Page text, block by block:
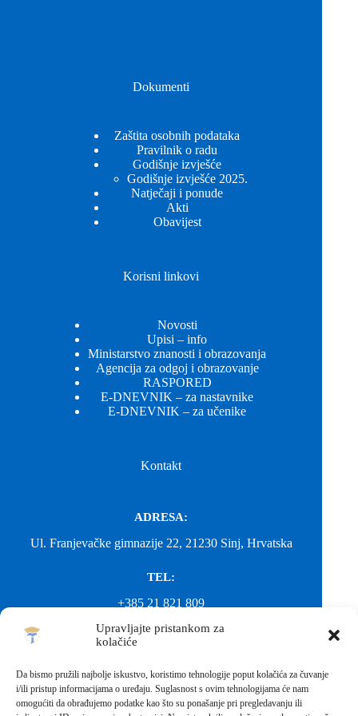
Upravljajte pristankom za
kolačiće
Da bismo pružili najbolje iskustvo, koristimo tehnologije poput kolačića za čuvanje
i/ili pristup informacijama o uređaju. Suglasnost s ovim tehnologijama će nam
omogućiti da obrađujemo podatke kao što su ponašanje pri pregledavanju ili
Dokumenti
Zaštita osobnih podataka
Pravilnik o radu
Godišnje izvješće
Godišnje izvješće 2025.
Natječaji i ponude
Akti
Obavijest
Korisni linkovi
Novosti
Upisi – info
Ministarstvo znanosti i obrazovanja
Agencija za odgoj i obrazovanje
RASPORED
E-DNEVNIK – za nastavnike
E-DNEVNIK – za učenike
Kontakt
ADRESA:
Ul. Franjevačke gimnazije 22, 21230 Sinj, Hrvatska
TEL:
+385 21 821 809
EMAIL:
EMAIL: